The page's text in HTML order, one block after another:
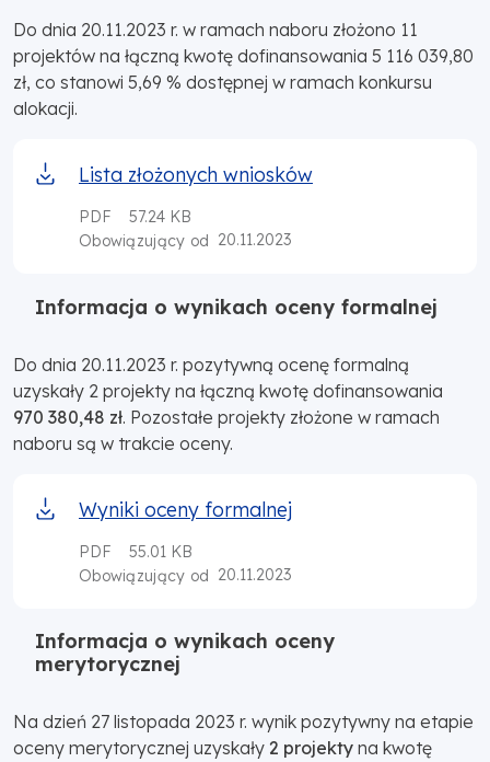
Do dnia 20.11.2023 r. w ramach naboru złożono 11
projektów na łączną kwotę dofinansowania 5 116 039,80
zł, co stanowi 5,69 % dostępnej w ramach konkursu
alokacji.
Lista złożonych wniosków
PDF
57.24 KB
Obowiązujący od 20.11.2023
Informacja o wynikach oceny formalnej
Do dnia 20.11.2023 r. pozytywną ocenę formalną
uzyskały 2 projekty na łączną kwotę dofinansowania
970 380,48 zł. Pozostałe projekty złożone w ramach
naboru są w trakcie oceny.
Wyniki oceny formalnej
PDF
55.01 KB
Obowiązujący od 20.11.2023
Informacja o wynikach oceny
merytorycznej
Na dzień 27 listopada 2023 r. wynik pozytywny na etapie
oceny merytorycznej uzyskały 2 projekty na kwotę